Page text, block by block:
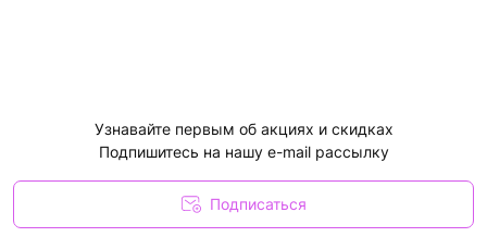
Узнавайте первым об акциях и скидках
Подпишитесь на нашу e-mail рассылку
Подписаться